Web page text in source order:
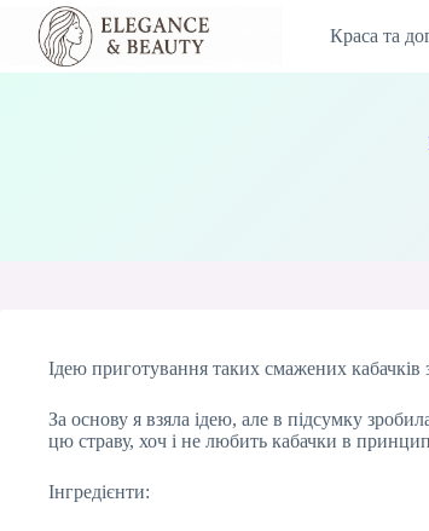
Перейти
вмісту
Краса та
Ідею приготування таких смажених
За основу я взяла ідею, але в підсумку
цю страву, хоч і не любить кабачки в
Інгредієнти: